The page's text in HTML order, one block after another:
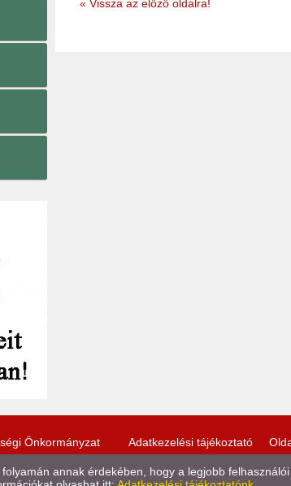
« Vissza az előző oldalra!
Önkormányzat Adatkezelési tájékoztató
annak érdekében, hogy a legjobb